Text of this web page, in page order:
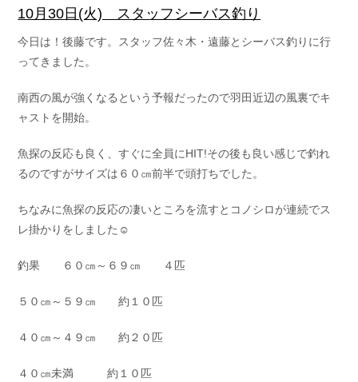
ボート免許
長年の実績と信頼！
シースタイル
Sea-Style
店舗情報
お問い合わせ
Contact us
会社概要
採用情報
Recruit
リンク集
10月30日(火) スタッフシーバス釣り
今日は！後藤です。スタッフ佐々木・遠藤とシーバス釣りに行
ってきました。
南西の風が強くなるという予報だったので羽田近辺の風裏でキ
ャストを開始。
魚探の反応も良く、すぐに全員にHIT!その後も良い感じで釣れ
るのですがサイズは６０㎝前半で頭打ちでした。
ちなみに魚探の反応の凄いところを流すとコノシロが連続でス
レ掛かりをしました☺
釣果 ６０㎝～６９㎝ ４匹
５０㎝～５９㎝ 約１０匹
４０㎝～４９㎝ 約２０匹
４０㎝未満 約１０匹